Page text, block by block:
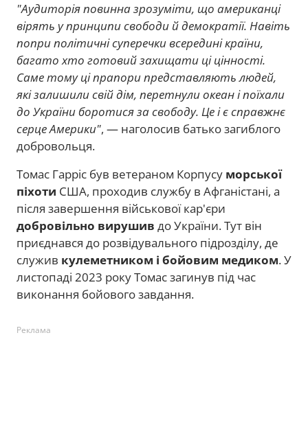
"Аудиторія повинна зрозуміти, що американці
вірять у принципи свободи й демократії. Навіть
попри політичні суперечки всередині країни,
багато хто готовий захищати ці цінності.
Саме тому ці прапори представляють людей,
які залишили свій дім, перетнули океан і поїхали
до України боротися за свободу. Це і є справжнє
серце Америки", — наголосив батько загиблого
добровольця.
Томас Гарріс був ветераном Корпусу морської
піхоти США, проходив службу в Афганістані, а
після завершення військової кар'єри
добровільно вирушив до України. Тут він
приєднався до розвідувального підрозділу, де
служив кулеметником і бойовим медиком. У
листопаді 2023 року Томас загинув під час
виконання бойового завдання.
Реклама